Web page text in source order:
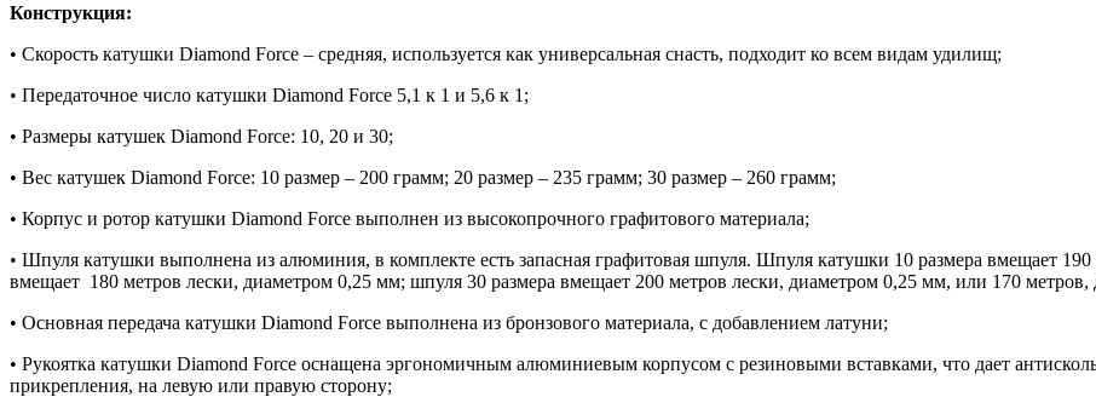
Конструкция:
• Скорость катушки Diamond Force – средняя, используется как универсальная снасть, подходит ко всем видам удилищ;
• Передаточное число катушки Diamond Force 5,1 к 1 и 5,6 к 1;
• Размеры катушек Diamond Force: 10, 20 и 30;
• Вес катушек Diamond Force: 10 размер – 200 грамм; 20 размер – 235 грамм; 30 размер – 260 грамм;
• Корпус и ротор катушки Diamond Force выполнен из высокопрочного графитового материала;
• Шпуля катушки выполнена из алюминия, в комплекте есть запасная графитовая шпуля. Шпуля катушки 10 размера вмещает
вмещает 180 метров лески, диаметром 0,25 мм; шпуля 30 размера вмещает 200 метров лески, диаметром 0,25 мм, или 170
• Основная передача катушки Diamond Force выполнена из бронзового материала, с добавлением латуни;
• Рукоятка катушки Diamond Force оснащена эргономичным алюминиевым корпусом с резиновыми вставками, что дает
прикрепления, на левую или правую сторону;